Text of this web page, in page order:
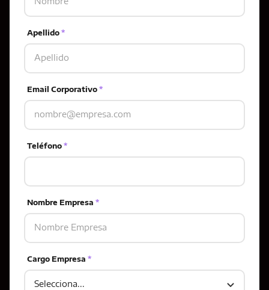
Apellido *
Email Corporativo *
Teléfono *
Nombre Empresa *
Cargo Empresa *